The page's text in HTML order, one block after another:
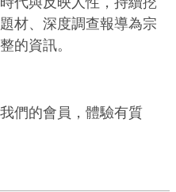
材、深度調查報導為宗
的資訊。
們的會員，體驗有質